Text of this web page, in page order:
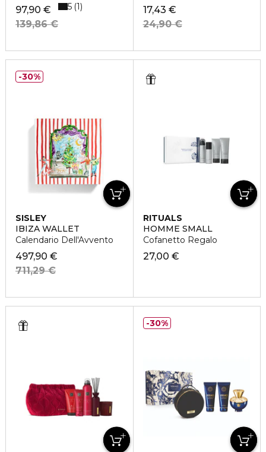
97,90 €
139,86 €
5 1
17,43 €
24,90 €
SISLEY
IBIZA WALLET
Calendario Dell'Avvento
497,90 €
711,29 €
30%
RITUALS
HOMME SMALL
Cofanetto Regalo
27,00 €
30%